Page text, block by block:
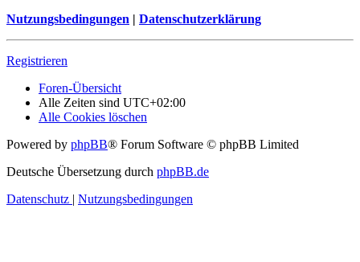
Nutzungsbedingungen | Datenschutzerklärung
Registrieren
Foren-Übersicht
Alle Zeiten sind UTC+02:00
Alle Cookies löschen
Powered by phpBB® Forum Software © phpBB Limited
Deutsche Übersetzung durch phpBB.de
Datenschutz | Nutzungsbedingungen